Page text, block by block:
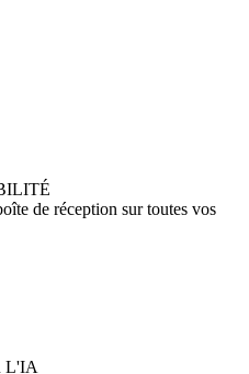
de réception sur toutes vos
L'IA